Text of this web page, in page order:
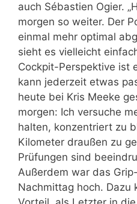
auch Sébastien Ogier.
morgen so weiter. Der
einmal mehr optimal
sieht es vielleicht
Cockpit-Perspektive ist
kann jederzeit etwas
heute bei Kris Meeke
morgen: Ich versuche
halten, konzentriert zu
Kilometer draußen zu
Prüfungen sind
Außerdem war das
Nachmittag hoch. Dazu